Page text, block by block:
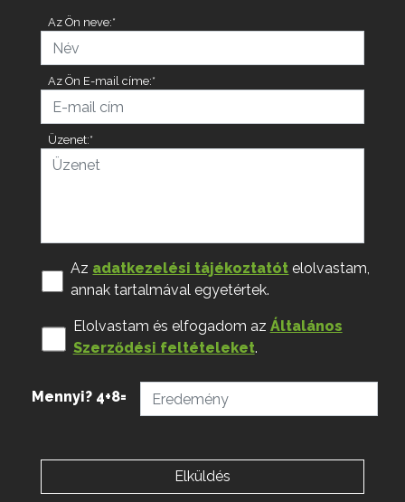
Az Ön neve:*
Az Ön E-mail címe:*
Üzenet:*
Az adatkezelési tájékoztatót elolvastam,
annak tartalmával egyetértek.
Elolvastam és elfogadom az Általános
Szerződési feltételeket.
Mennyi? 4+8=
Elküldés